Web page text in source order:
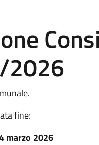
fine:
marzo 2026